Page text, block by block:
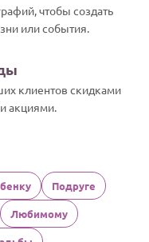
чтобы создать
или события.
клиентов скидками
акциями.
Подруге
Любимому